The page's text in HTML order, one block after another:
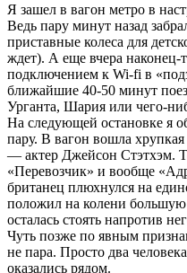
Я зашел в вагон метро в
Ведь пару минут назад
приставные колеса для
ждет). А еще вчера наконец-
подключением к Wi-fi в
ближайшие 40-50 минут
Урганта, Шария или чего-
На следующей остановке я
пару. В вагон вошла
— актер Джейсон Стэтхэм.
«Перевозчик» и вообще
британец плюхнулся на
положил на колени
осталась стоять напротив
Чуть позже по явным
не пара. Просто два
оказались рядом.